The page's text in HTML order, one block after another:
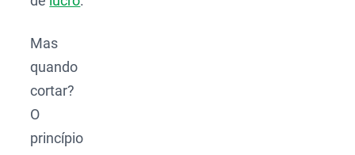
Mas
quando
cortar?
O
princípio